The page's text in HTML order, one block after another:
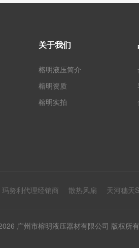
关于我们
榕明液压简介
榕明资质
榕明实拍
玛努利代理经销商 散热风扇 天河穗天
广州市榕明液压器材有限公司 版权所